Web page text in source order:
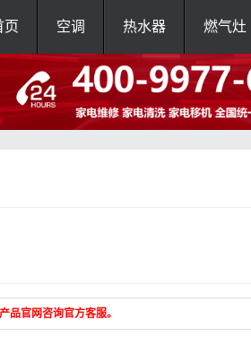
页 空调 热水器 燃气灶
品官网咨询官方客服。